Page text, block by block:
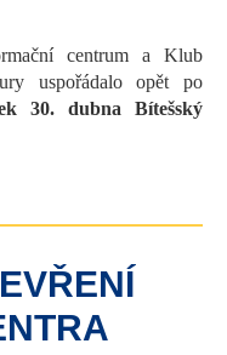
centrum a Klub
uspořádalo opět po
30. dubna
Bítešský